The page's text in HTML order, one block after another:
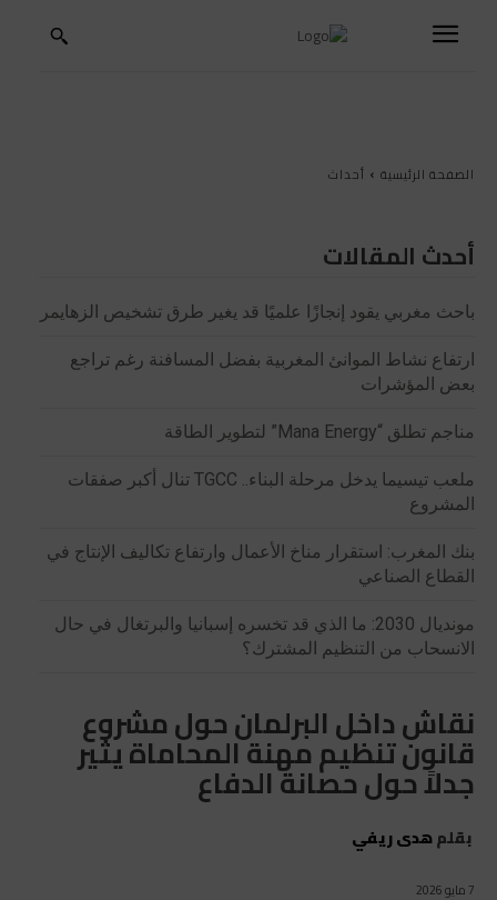
الصفحة الرئيسية أحداث
أحدث المقالات
باحث مغربي يقود إنجازًا علميًا قد يغير طرق تشخيص الزهايمر
ارتفاع نشاط الموانئ المغربية بفضل المسافنة رغم تراجع
بعض المؤشرات
مناجم تطلق “Mana Energy” لتطوير الطاقة
ملعب تيسيما يدخل مرحلة البناء.. TGCC تنال أكبر صفقات
المشروع
بنك المغرب: استقرار مناخ الأعمال وارتفاع تكاليف الإنتاج في
القطاع الصناعي
مونديال 2030: ما الذي قد تخسره إسبانيا والبرتغال في حال
الانسحاب من التنظيم المشترك؟
نقاش داخل البرلمان حول مشروع
قانون تنظيم مهنة المحاماة يثير
جدلاً حول حصانة الدفاع
بقلمهدى ريفي
7 مايو 2026